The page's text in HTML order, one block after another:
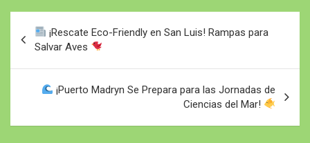
Navegación
de
entradas
¡Rescate Eco-Friendly en San Luis! Rampas para
Salvar Aves
¡Puerto Madryn Se Prepara para las Jornadas de
Ciencias del Mar!